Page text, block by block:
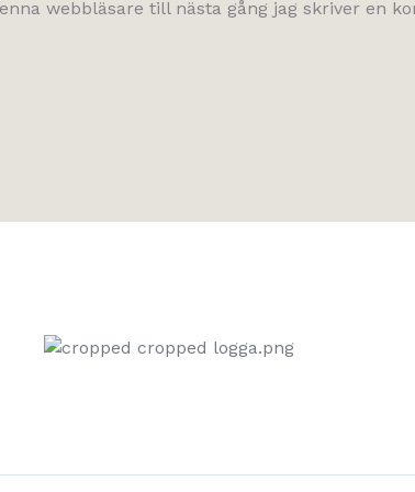
webbläsare till nästa gång jag skriver en